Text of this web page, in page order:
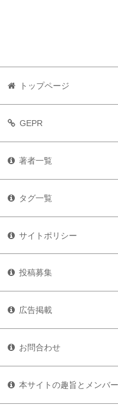
トップページ
GEPR
著者一覧
タグ一覧
サイトポリシー
投稿募集
広告掲載
お問合わせ
本サイトの趣旨とメンバー